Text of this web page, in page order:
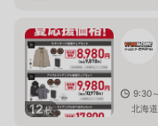
12枚
9:30
北海
トミ